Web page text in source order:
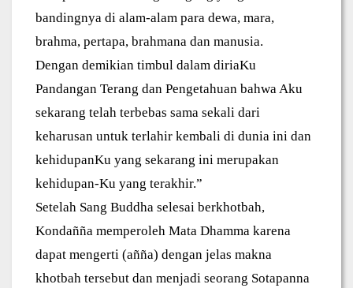
bandingnya di alam-alam para dewa, mara,
brahma, pertapa, brahmana dan manusia.
Dengan demikian timbul dalam diriaKu
Pandangan Terang dan Pengetahuan bahwa Aku
sekarang telah terbebas sama sekali dari
keharusan untuk terlahir kembali di dunia ini dan
kehidupanKu yang sekarang ini merupakan
kehidupan-Ku yang terakhir.”
Setelah Sang Buddha selesai berkhotbah,
Kondañña memperoleh Mata Dhamma karena
dapat mengerti (añña) dengan jelas makna
khotbah tersebut dan menjadi seorang Sotapanna